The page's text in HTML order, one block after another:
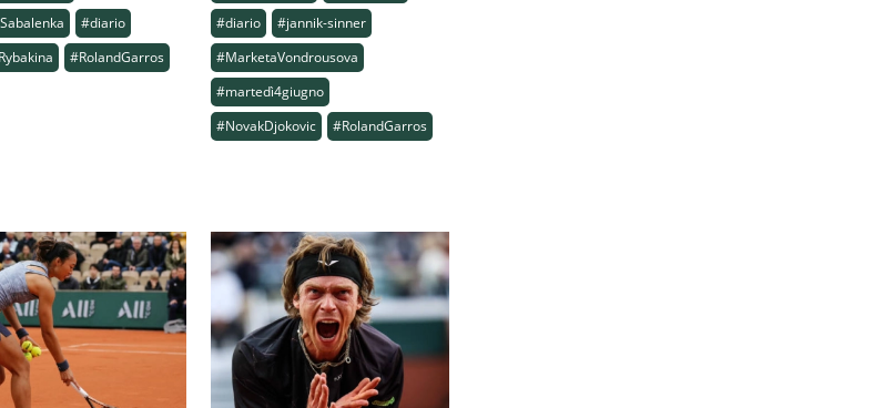
#diario
#RolandGarros
#diario
#jannik-sinner
#MarketaVondrousova
#martedì4giugno
#NovakDjokovic
#RolandGarros